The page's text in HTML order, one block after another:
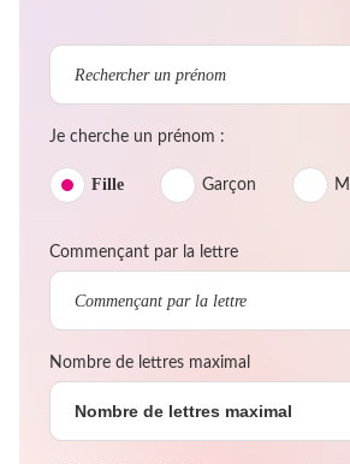
Je cherche un prénom :
Fille Garçon
Commençant par la lettre
Nombre de lettres maximal
Nombre de lettres maximal